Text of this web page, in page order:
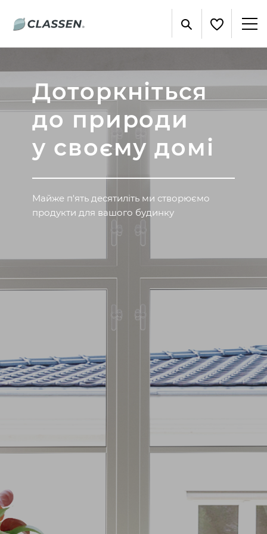
Доторкніться
до природи
у своєму домі
Майже п'ять десятиліть ми створюємо
продукти для вашого будинку